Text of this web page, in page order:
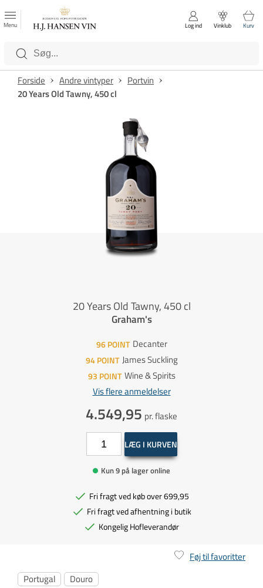
Luk
Kategorier
Menu Log ind Vinklub Kurv
Forside Andre vintyper
Portvin
20 Years Old Tawny, 450 cl
20 Years Old Tawny, 450 cl
Graham's
96 POINT Decanter
94 POINT James Suckling
93 POINT Wine & Spirits
Vis flere anmeldelser
4.549,95 pr. flaske
LÆG I KURVEN
Kun 9 på lager online
Fri fragt ved køb over 699,95
Fri fragt ved afhentning i butik
Kongelig Hofleverandør
Føj til favoritter
Portugal
Douro